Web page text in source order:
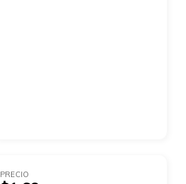
PRECIO